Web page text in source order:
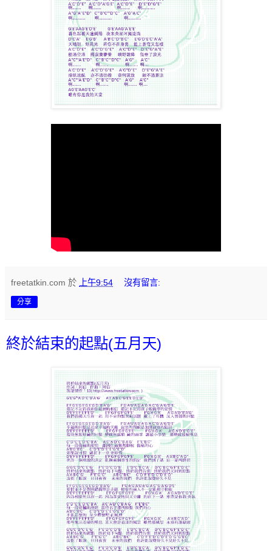
freetatkin.com 於 上午9:54 沒有留言:
分享
終於結束的起點(五月天)